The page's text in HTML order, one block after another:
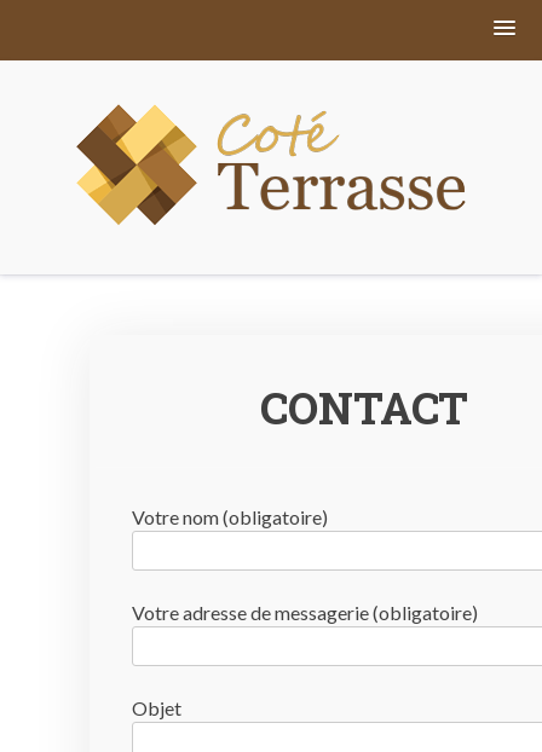
CONTACT
Votre nom (obligatoire)
Votre adresse de messagerie (obligatoire)
Objet